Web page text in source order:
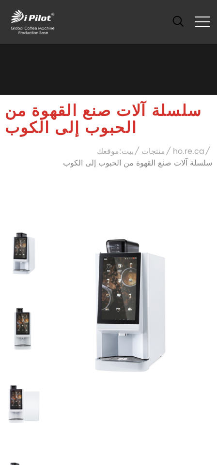
سلسلة آلات صنع القهوة من
الحبوب إلى الكوب
موقعك:بيت منتجات
ho.re.ca
سلسلة آلات صنع القهوة من الحبوب إلى الكوب